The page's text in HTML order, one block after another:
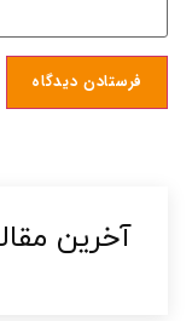
آخرین